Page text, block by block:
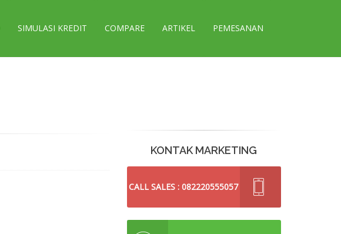
SIMULASI KREDIT COMPARE ARTIKEL PEMESANAN
KONTAK MARKETING
CALL SALES : 082220555057